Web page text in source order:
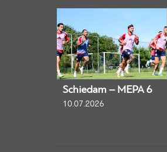
Schiedam – ΜΕΡΑ 6
10.07.2026